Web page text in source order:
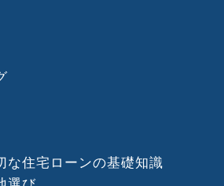
な住宅ローンの基礎知識